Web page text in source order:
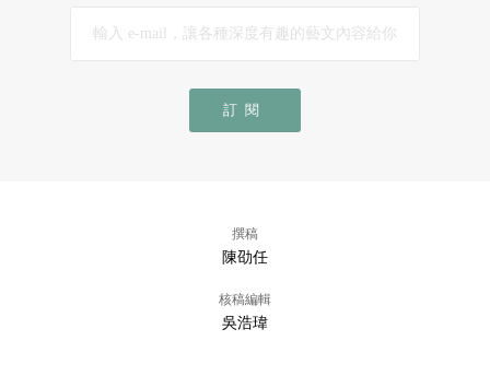
訂閱
撰稿
陳劭任
核稿編輯
吳浩瑋